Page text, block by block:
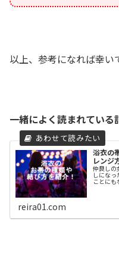
以上、参考になれば幸い
一緒によく読まれている
浴衣の
レンジ
仲良しの
しにな
ことに
reira01.com